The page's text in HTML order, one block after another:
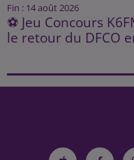
Fin : 14 août 2026
⚽ Jeu Concours
le retour du DFCO